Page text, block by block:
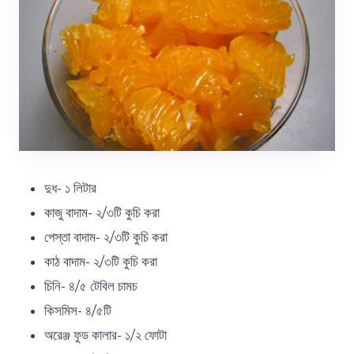
দুধ- ১ লিটার
কাজু বাদাম- ২/৩টি কুচি করা
পেস্তা বাদাম- ২/৩টি কুচি করা
কাঠ বাদাম- ২/৩টি কুচি করা
চিনি- ৪/৫ টেবিল চামচ
কিসমিস- ৪/৫টি
অরেঞ্জ ফুড কালার- ১/২ ফোটা